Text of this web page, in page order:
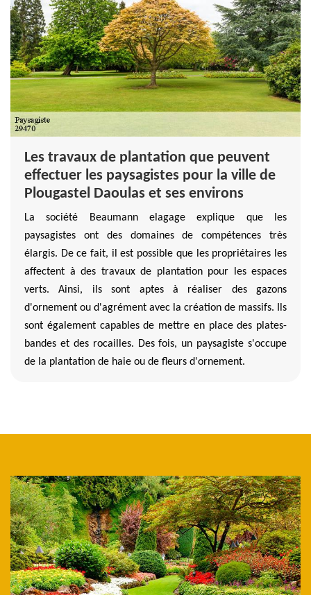
Les travaux de plantation que peuvent
effectuer les paysagistes pour la ville de
Plougastel Daoulas et ses environs
La société Beaumann elagage explique que les
paysagistes ont des domaines de compétences très
élargis. De ce fait, il est possible que les propriétaires les
affectent à des travaux de plantation pour les espaces
verts. Ainsi, ils sont aptes à réaliser des gazons
d'ornement ou d'agrément avec la création de massifs. Ils
sont également capables de mettre en place des plates-
bandes et des rocailles. Des fois, un paysagiste s'occupe
de la plantation de haie ou de fleurs d'ornement.